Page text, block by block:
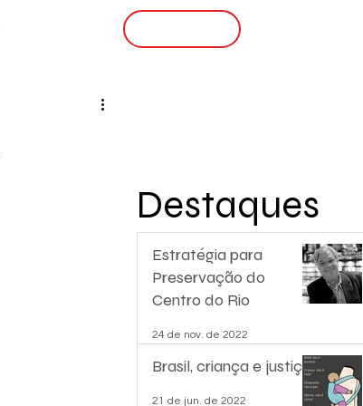
Estratégia para
Preservação do
Centro do Rio
24 de nov. de 2022
Brasil, criança e justiça.
21 de jun. de 2022
Destaques